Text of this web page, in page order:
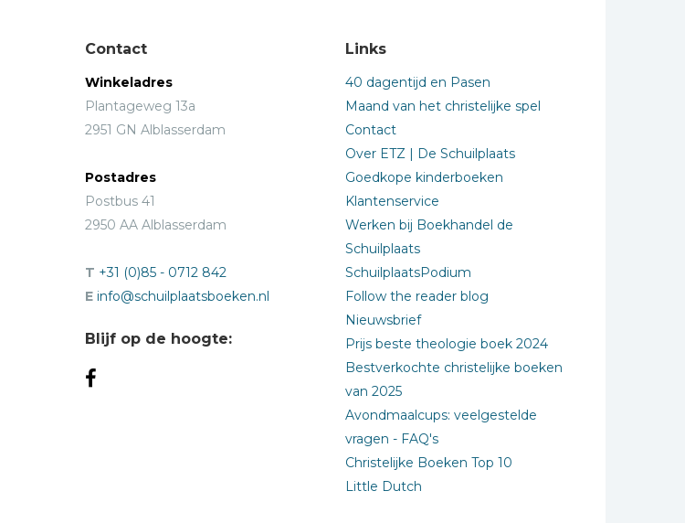
Contact
Winkeladres
Plantageweg 13a
2951 GN Alblasserdam
Postadres
Postbus 41
2950 AA Alblasserdam
T +31 (0)85 - 0712 842
E info@schuilplaatsboeken.nl
Blijf op de hoogte:
Links
40 dagentijd en Pasen
Maand van het christelijke spel
Contact
Over ETZ | De Schuilplaats
Goedkope kinderboeken
Klantenservice
Werken bij Boekhandel de
Schuilplaats
SchuilplaatsPodium
Follow the reader blog
Nieuwsbrief
Prijs beste theologie boek 2024
Bestverkochte christelijke boeken
van 2025
Avondmaalcups: veelgestelde
vragen - FAQ's
Christelijke Boeken Top 10
Little Dutch